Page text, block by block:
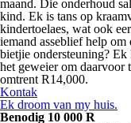
maand. Die onderhoud
kind. Ek is tans op
kindertoelaes, wat ook
iemand asseblief help om
bietjie ondersteuning?
het geweier om daarvoor
omtrent R14,000.
Kontak
Ek droom van my huis.
Benodig 10 000 R